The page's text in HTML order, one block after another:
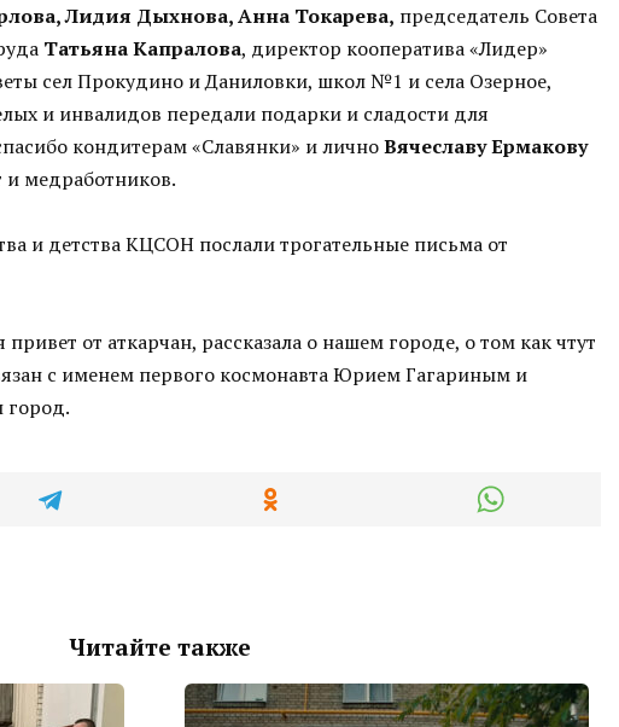
Лидия Дыхнова, Анна Токарева, председатель Совета
Татьяна Капралова, директор кооператива «Лидер»
сел Прокудино и Даниловки, школ №1 и села Озерное,
и инвалидов передали подарки и сладости для
кондитерам «Славянки» и личноВячеславу Ермакову
и медработников.
и детства КЦСОН послали трогательные письма от
от аткарчан, рассказала о нашем городе, о том как чтут
с именем первого космонавта Юрием Гагариным и
город.
Читайте также